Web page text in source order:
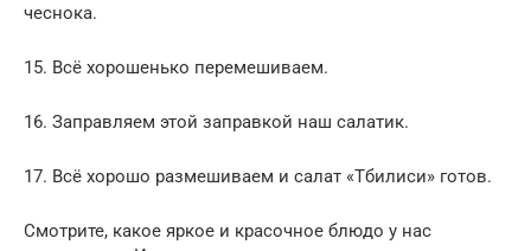
чеснока.
15. Всё хорошенько перемешиваем.
16. Заправляем этой заправкой наш салатик.
17. Всё хорошо размешиваем и салат «Тбилиси» готов.
Смотрите, какое яркое и красочное блюдо у нас